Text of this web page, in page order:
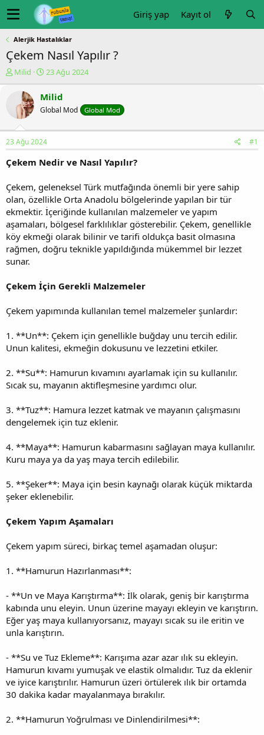
Giriş yap Kayıt ol
Alerjik Hastalıklar
Çekem Nasıl Yapılır ?
K
u
y
b
a
l
t
a
n
Milid
B
ş
l
a
g
ı
t
r
i
h
23 Ağu 2024
Milid
Global Mod Global Mod
23 Ağu 2024 #1
Çekem Nedir ve Nasıl Yapılır?
Çekem, geleneksel Türk mutfağında önemli bir yere sahip
olan, özellikle Orta Anadolu bölgelerinde yapılan bir tür
ekmektir. İçeriğinde kullanılan malzemeler ve yapım
aşamaları, bölgesel farklılıklar gösterebilir. Çekem, genellikle
köy ekmeği olarak bilinir ve tarifi oldukça basit olmasına
rağmen, doğru teknikle yapıldığında mükemmel bir lezzet
sunar.
Çekem İçin Gerekli Malzemeler
Çekem yapımında kullanılan temel malzemeler şunlardır:
1. **Un**: Çekem için genellikle buğday unu tercih edilir.
Unun kalitesi, ekmeğin dokusunu ve lezzetini etkiler.
2. **Su**: Hamurun kıvamını ayarlamak için su kullanılır.
Sıcak su, mayanın aktifleşmesine yardımcı olur.
3. **Tuz**: Hamura lezzet katmak ve mayanın çalışmasını
dengelemek için tuz eklenir.
4. **Maya**: Hamurun kabarmasını sağlayan maya kullanılır.
Kuru maya ya da yaş maya tercih edilebilir.
5. **Şeker**: Maya için besin kaynağı olarak küçük miktarda
şeker eklenebilir.
Çekem Yapım Aşamaları
Çekem yapım süreci, birkaç temel aşamadan oluşur:
1. **Hamurun Hazırlanması**:
- **Un ve Maya Karıştırma**: İlk olarak, geniş bir karıştırma
kabında unu eleyin. Unun üzerine mayayı ekleyin ve karıştırın.
Eğer yaş maya kullanıyorsanız, mayayı sıcak su ile eritin ve
unla karıştırın.
- **Su ve Tuz Ekleme**: Karışıma azar azar ılık su ekleyin.
Hamurun kıvamı yumuşak ve elastik olmalıdır. Tuz da eklenir
ve iyice karıştırılır. Hamurun üzeri örtülerek ılık bir ortamda
30 dakika kadar mayalanmaya bırakılır.
2. **Hamurun Yoğrulması ve Dinlendirilmesi**: